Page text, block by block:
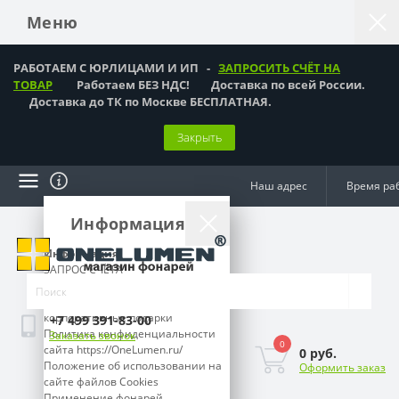
Меню
РАБОТАЕМ С ЮРЛИЦАМИ И ИП - ЗАПРОСИТЬ СЧЁТ НА
ТОВАР Работаем БЕЗ НДС! Доставка по всей России.
Доставка до ТК по Москве БЕСПЛАТНАЯ.
Закрыть
Информация
Информация
ЗАПРОС СЧЁТА
корпоративные подарки
Политика конфиденциальности
сайта https://OneLumen.ru/
Положение об использовании на
сайте файлов Cookies
Наш адрес Время
+7 499 391-83-00
Заказать звонок
0
0 руб.
Оформить заказ